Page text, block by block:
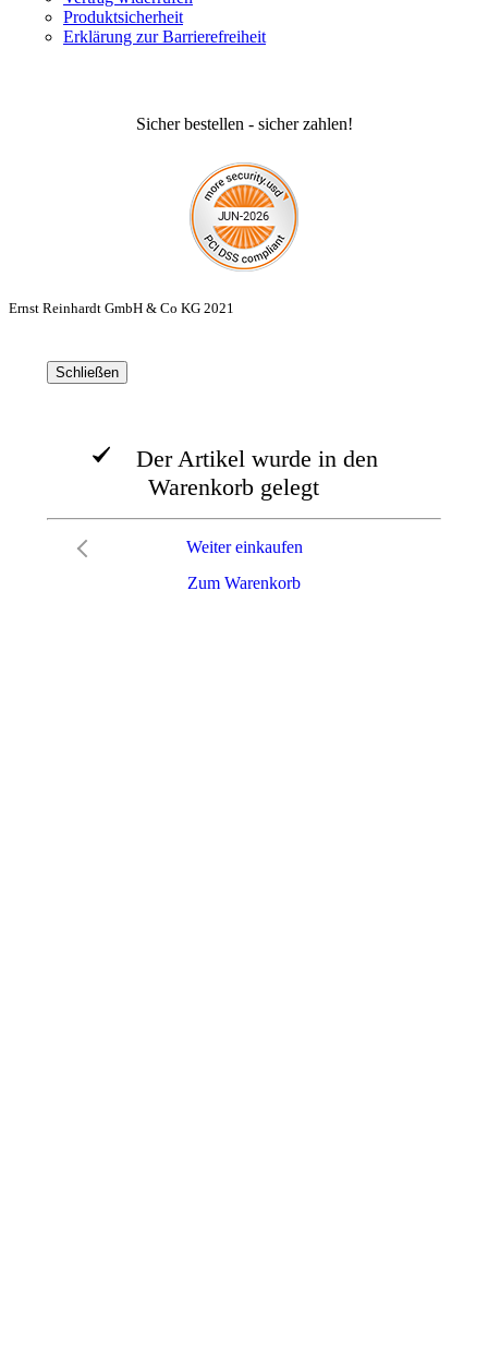
Produktsicherheit
Erklärung zur Barrierefreiheit
Sicher bestellen - sicher zahlen!
Ernst Reinhardt GmbH & Co KG 2021
Schließen
Der Artikel wurde in den
Warenkorb gelegt
Zum Warenkorb
Weiter einkaufen